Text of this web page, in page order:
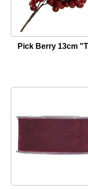
Pick Berry 13cm